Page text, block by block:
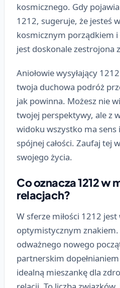
kosmicznego. Gdy
1212, sugeruje, że jesteś
kosmicznym porządkiem i
jest doskonale zestrojona
Aniołowie wysyłający
twoja duchowa podróż
jak powinna. Możesz nie
twojej perspektywy, ale z
widoku wszystko ma sens
spójnej całości. Zaufaj tej
swojego życia.
Co oznacza 1212 w
relacjach?
W sferze miłości 1212 jest
optymistycznym
odważnego nowego
partnerskim
idealną mieszankę dla